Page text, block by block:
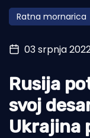
Turizam i nautika
Pomorstvo
Ribolov
Ekologija
Tradicija i kultura
Ratna mornarica
03 srpnja
Rusija
svoj
Ukrajina